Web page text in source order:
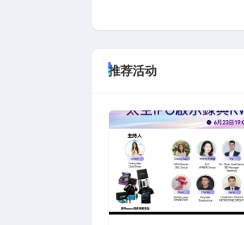
推荐活动